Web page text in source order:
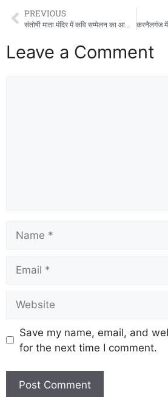
b
o
o
d
o
n
PREVIOUS
संतोषी माता मंदिर में कवि सम्मेलन का आयोजन, कवियों की रचनाओं ने बांधा समां
Leave a Comment
Save my name, email, and
for the next time I comment.